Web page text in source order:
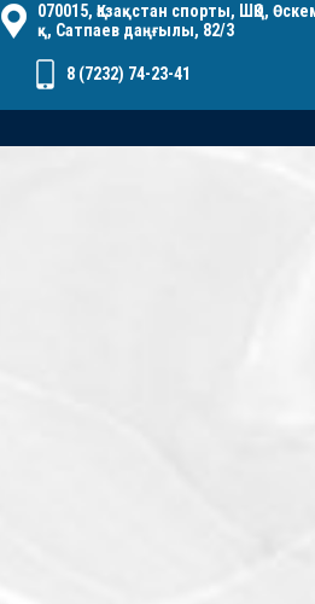
070015, Қазақстан спорты, ШҚО,
қ, Сатпаев даңғылы, 82/3
8 (7232) 74-23-41